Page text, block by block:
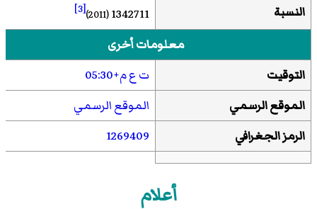
النسبة 1342711
(2011)
[3]
معلومات أخرى
التوقيت
ت ع م+05:30
الموقع الرسمي
الموقع الرسمي
الرمز الجغرافي
1269409
أعلام